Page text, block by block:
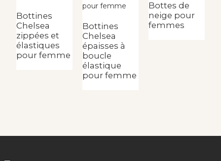
Bottines
Chelsea
zippées et
élastiques
pour femme
Bottines
Chelsea
épaisses à
boucle
élastique
pour femme
Bottes de
neige pour
femmes